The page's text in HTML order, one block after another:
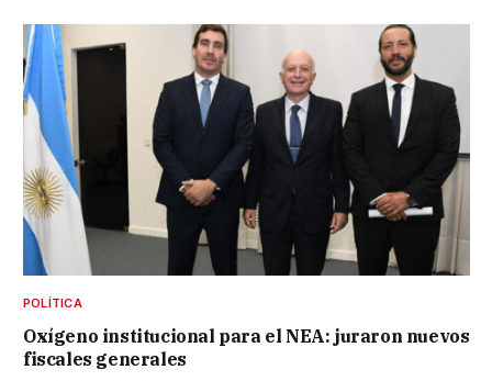
POLÍTICA
Oxígeno institucional para el NEA: juraron nuevos
fiscales generales